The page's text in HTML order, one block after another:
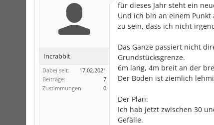
Incrabbit
Dabei seit:
17.02.2021
Beiträge:
7
Zustimmungen:
0
für dieses Jahr steht ein
Und ich bin an einem
zu sein, dass ich nicht
Das Ganze passiert nicht
Grundstücksgrenze.
6m lang, 4m breit an der
Der Boden ist ziemlich
Der Plan:
Ich hab jetzt zwischen 30
Gefälle.